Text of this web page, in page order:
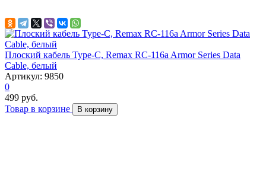
Плоский кабель Type-C, Remax RC-116a Armor Series Data
Cable, белый
Артикул: 9850
0
499 руб.
Товар в корзине
В корзину